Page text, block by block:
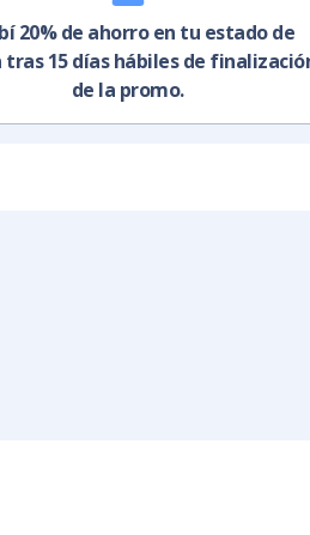
20% de ahorro en tu estado de
tras 15 días hábiles de
de la promo.